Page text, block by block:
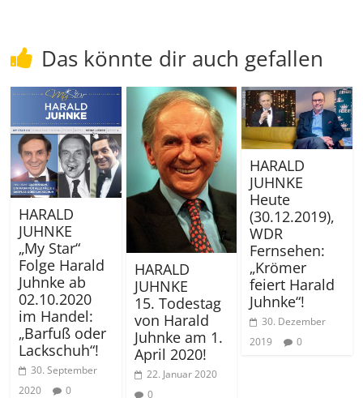
Das könnte dir auch gefallen
HARALD
JUHNKE
„My Star“
Folge Harald
Juhnke ab
02.10.2020
im Handel:
„Barfuß oder
Lackschuh“!
30. September
2020
0
HARALD
JUHNKE
15. Todestag
von Harald
Juhnke am 1.
April 2020!
22. Januar 2020
0
HARALD
JUHNKE
Heute
(30.12.2019),
WDR
Fernsehen:
„Krömer
feiert Harald
Juhnke“!
30. Dezember
2019
0